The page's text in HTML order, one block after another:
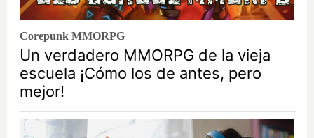
Corepunk MMORPG
Un verdadero MMORPG de la vieja
escuela ¡Cómo los de antes, pero
mejor!